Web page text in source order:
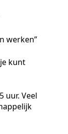
werken”
kunt
uur. Veel